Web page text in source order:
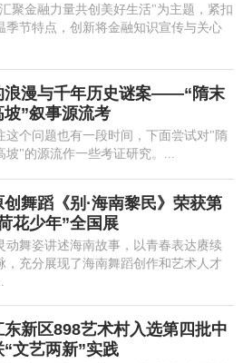
聚金融力量共创美好生活"为主题，紧扣
季节特点，创新将金融知识宣传与关心
浪漫与千年历史谜案——“隋末
坡”叙事源流考
这个问题也有一段时间，下面尝试对"隋
坡"的源流作一些考证研究。...
舞蹈《别·海南黎民》荣获第
花少年”全国展
动舞姿讲述海南故事，以青春表达赓续
，充分展现了海南舞蹈创作和艺术人才
东新区898艺术村入选第四批中
“文艺两新”实践